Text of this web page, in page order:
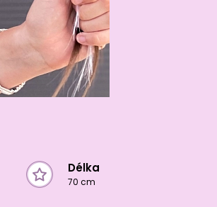
Délka
70 cm